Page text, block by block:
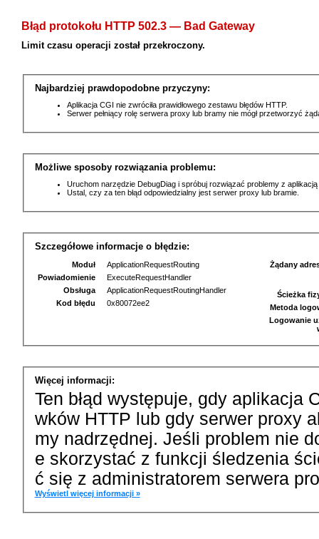
Błąd protokołu HTTP 502.3 — Bad Gateway
Limit czasu operacji został przekroczony.
Najbardziej prawdopodobne przyczyny:
Aplikacja CGI nie zwróciła prawidłowego zestawu błędów HTTP.
Serwer pełniący rolę serwera proxy lub bramy nie mógł przetworzyć
Możliwe sposoby rozwiązania problemu:
Uruchom narzędzie DebugDiag i spróbuj rozwiązać problemy z
Ustal, czy za ten błąd odpowiedzialny jest serwer proxy lub bramie.
Szczegółowe informacje o błędzie:
Moduł
ApplicationRequestRouting
Powiadomienie
ExecuteRequestHandler
Obsługa
ApplicationRequestRoutingHandler
Kod błędu
0x80072ee2
Żądany
Ścieżka
Metoda
Logowanie
Więcej informacji:
Ten błąd występuje, gdy aplikacja
wków HTTP lub gdy serwer proxy
my nadrzędnej. Jeśli problem nie
e skorzystać z funkcji śledzenia
ć się z administratorem serwera
Wyświetl więcej informacji »